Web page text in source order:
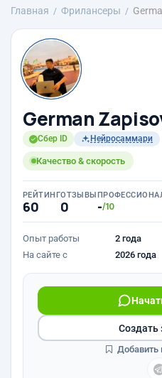
Главная Фрилансеры
German
Сбер ID Нейросаммари
Качество & скорость
РЕЙТИНГ
60
ОТЗЫВЫ
0 -/10
Опыт работы
2 года
На сайте с
2026 года
Создать
Добавить